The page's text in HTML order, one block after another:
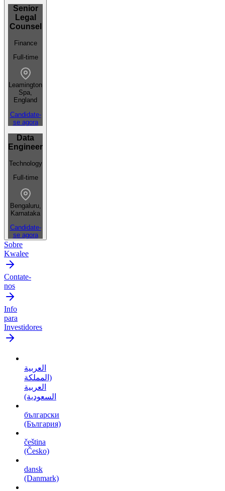
Senior
Legal
Counsel
Finance
Full-time
Leamington
Spa,
England
Candidate-
se agora
Data
Engineer
Technology
Full-time
Bengaluru,
Karnataka
Candidate-
se agora
Sobre
Kwalee
Contate-
nos
Info
para
Investidores
العربية
(المملكة
العربية
السعودية)
български
(България)
čeština
(Česko)
dansk
(Danmark)